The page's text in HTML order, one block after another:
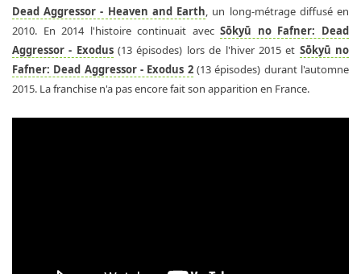
Dead Aggressor - Heaven and Earth, un long-métrage diffusé en
2010. En 2014 l'histoire continuait avecSōkyū no Fafner: Dead
Aggressor - Exodus(13 épisodes) lors de l'hiver 2015 et Sōkyū no
Fafner: Dead Aggressor - Exodus 2(13 épisodes) durant l'automne
2015. La franchise n'a pas encore fait son apparition en France.